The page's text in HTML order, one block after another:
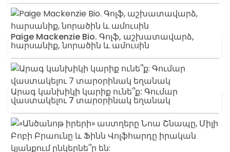
Paige Mackenzie Bio. Գոլֆ, աշխատավարձ,
հարսանիք, նորածին և ամուսին
Արագ կանխիկի կարիք ունե՞ք: Գումար
վաստակելու 7 տարօրինակ եղանակ